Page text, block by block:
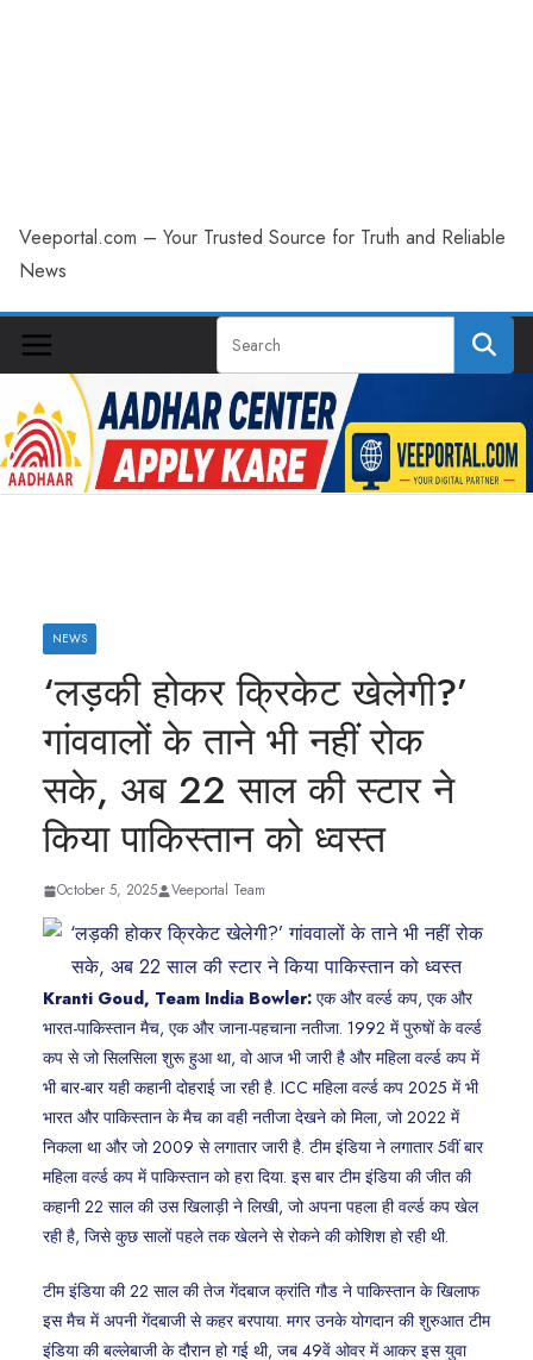
Veeportal.com – Your Trusted Source for Truth and Reliable
News
NEWS
‘लड़की होकर क्रिकेट खेलेगी?’
गांववालों के ताने भी नहीं रोक
सके, अब 22 साल की स्टार ने
किया पाकिस्तान को ध्वस्त
October 5, 2025 Veeportal Team
Kranti Goud, Team India Bowler: एक और वर्ल्ड कप, एक और
भारत-पाकिस्तान मैच, एक और जाना-पहचाना नतीजा. 1992 में पुरुषों के वर्ल्ड
कप से जो सिलसिला शुरू हुआ था, वो आज भी जारी है और महिला वर्ल्ड कप में
भी बार-बार यही कहानी दोहराई जा रही है. ICC महिला वर्ल्ड कप 2025 में भी
भारत और पाकिस्तान के मैच का वही नतीजा देखने को मिला, जो 2022 में
निकला था और जो 2009 से लगातार जारी है. टीम इंडिया ने लगातार 5वीं बार
महिला वर्ल्ड कप में पाकिस्तान को हरा दिया. इस बार टीम इंडिया की जीत की
कहानी 22 साल की उस खिलाड़ी ने लिखी, जो अपना पहला ही वर्ल्ड कप खेल
रही है, जिसे कुछ सालों पहले तक खेलने से रोकने की कोशिश हो रही थी.
टीम इंडिया की 22 साल की तेज गेंदबाज क्रांति गौड ने पाकिस्तान के खिलाफ
इस मैच में अपनी गेंदबाजी से कहर बरपाया. मगर उनके योगदान की शुरुआत टीम
इंडिया की बल्लेबाजी के दौरान हो गई थी, जब 49वें ओवर में आकर इस युवा